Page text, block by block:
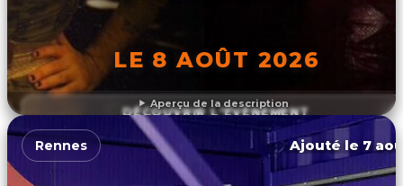
Aperçu de la description
LE 8 AOÛT 2026
DÉCOUVRIR L'ÉVÉNEMENT
Rennes Ajouté le 7